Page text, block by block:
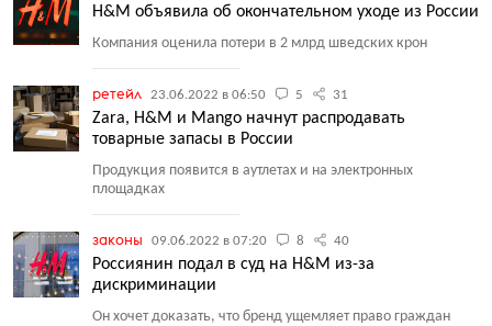
H&M объявила об окончательном уходе из России
Компания оценила потери в 2 млрд шведских крон
ретейл 23.06.2022 в 06:50 5 31
Zara, H&M и Mango начнут распродавать
товарные запасы в России
Продукция появится в аутлетах и на электронных
площадках
законы 09.06.2022 в 07:20 8 40
Россиянин подал в суд на H&M из-за
дискриминации
Он хочет доказать, что бренд ущемляет право граждан